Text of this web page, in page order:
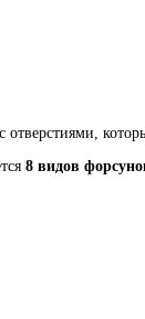
отверстиями,
8 видов